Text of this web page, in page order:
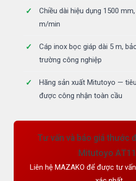
Chiều dài hiệu dụng 1500
m/min
Cáp inox bọc giáp dài 5 m,
trường công nghiệp
Hãng sản xuất Mitutoyo —
được công nhận toàn cầu
Tư vấn và báo giá thước
Mitutoyo
Liên hệ MAZAKO để được tư